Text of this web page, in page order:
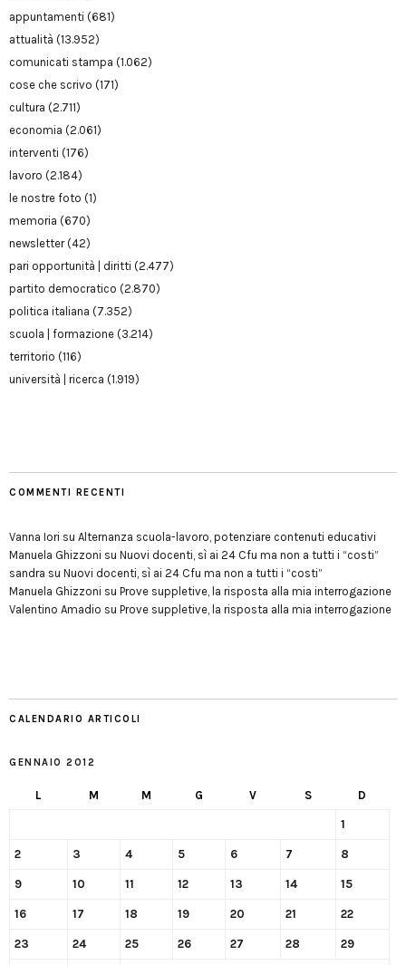
appuntamenti (681)
attualità (13.952)
comunicati stampa (1.062)
cose che scrivo (171)
cultura (2.711)
economia (2.061)
interventi (176)
lavoro (2.184)
le nostre foto (1)
memoria (670)
newsletter(42)
pari opportunità | diritti (2.477)
partito democratico (2.870)
politica italiana (7.352)
scuola | formazione (3.214)
territorio (116)
università | ricerca (1.919)
COMMENTI RECENTI
Vanna Iori su Alternanza scuola-lavoro, potenziare contenuti educativi
Manuela Ghizzoni su Nuovi docenti, sì ai 24 Cfu ma non a tutti i “costi”
sandra su Nuovi docenti, sì ai 24 Cfu ma non a tutti i “costi”
Manuela Ghizzoni su Prove suppletive, la risposta alla mia interrogazione
Valentino Amadio su Prove suppletive, la risposta alla mia interrogazione
CALENDARIO ARTICOLI
GENNAIO 2012
L M M G V S D
1
2 3 4 5 6 7 8
9 10 11 12 13 14 15
16 17 18 19 20 21 22
23 24 25 26 27 28 29